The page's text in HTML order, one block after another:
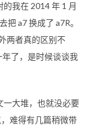
我在 2014 年 1 月
a7 换成了 a7R。
两者真的区别不
了，是时候谈谈我
一大堆，也就没必要
难得有几篇稍微带